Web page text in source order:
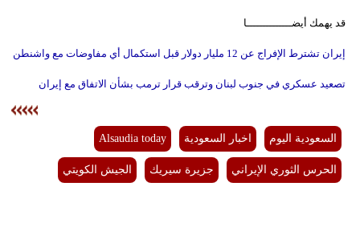
قد يهمك أيضــــــــــــــا
إيران تشترط الإفراج عن 12 مليار دولار قبل استكمال أي مفاوضات مع واشنطن
تصعيد عسكري في جنوب لبنان وترقب قرار ترمب بشأن الاتفاق مع إيران
السعودية اليوم اخبار السعودية Alsaudia today
الحرس الثوري الإيراني جزيرة سيريك الجيش الكويتي